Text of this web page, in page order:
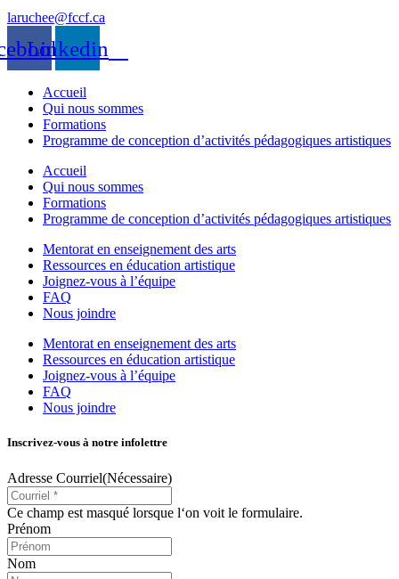
laruchee@fccf.ca
Linkedin
Accueil
Qui nous sommes
Formations
Programme de conception d’activités pédagogiques artistiques
Accueil
Qui nous sommes
Formations
Programme de conception d’activités pédagogiques artistiques
Mentorat en enseignement des arts
Ressources en éducation artistique
Joignez-vous à l’équipe
FAQ
Nous joindre
Mentorat en enseignement des arts
Ressources en éducation artistique
Joignez-vous à l’équipe
FAQ
Nous joindre
Inscrivez-vous à notre infolettre
Adresse Courriel(Nécessaire)
Ce champ est masqué lorsque l‘on voit le formulaire.
Prénom
Nom